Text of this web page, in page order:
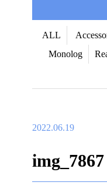
ALL
Monolog
2022.06.19
img_7867